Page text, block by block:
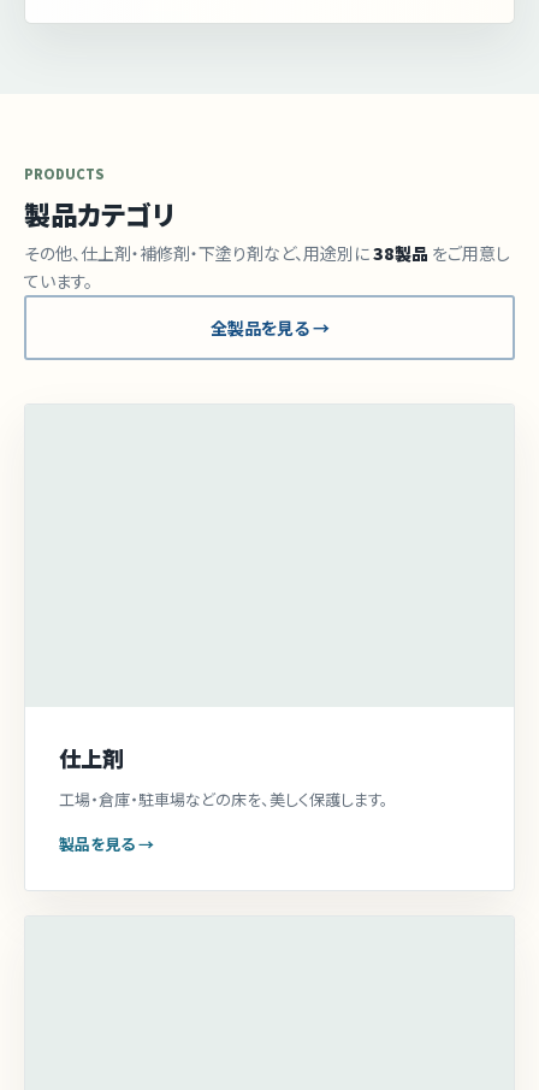
PRODUCTS
製品カテゴリ
その他、仕上剤・補修剤・下塗り剤など、用途別に38製品 をご用意し
ています。
全製品を見る →
仕上剤
工場・倉庫・駐車場などの床を、美しく保護します。
製品を見る →